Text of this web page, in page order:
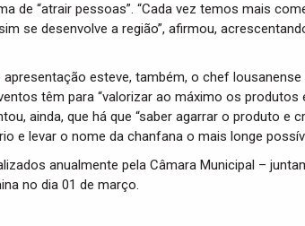
de “atrair pessoas”. “Cada vez temos mais
se desenvolve a região”, afirmou,
esteve, também, o chef lousanense
têm para “valorizar ao máximo os produtos
ainda, que há que “saber agarrar o produto e
e levar o nome da chanfana o mais longe
anualmente pela Câmara Municipal –
no dia 01 de março.